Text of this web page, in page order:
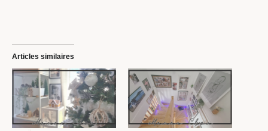
Articles similaires